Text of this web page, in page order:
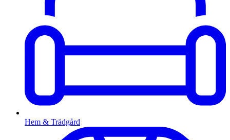
Hem & Trädgård